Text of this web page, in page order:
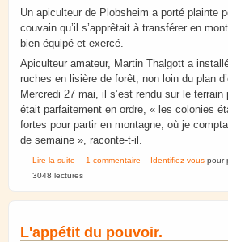
Un apiculteur de Plobsheim a porté plainte
couvain qu’il s’apprêtait à transférer en
bien équipé et exercé.
Apiculteur amateur, Martin Thalgott a
ruches en lisière de forêt, non loin du plan
Mercredi 27 mai, il s’est rendu sur le
était parfaitement en ordre, « les colonies
fortes pour partir en montagne, où je
de semaine », raconte-t-il.
Lire la suite de PLOBSHEIM Des abeilles volées «
1 commentaire Identifiez-vous pour
3048 lectures
L'appétit du pouvoir.